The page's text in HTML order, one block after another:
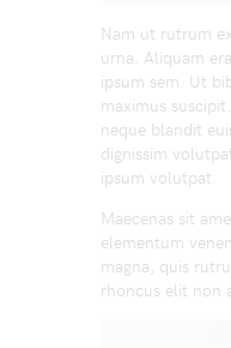
Nam ut rutrum
urna. Aliquam
ipsum sem. Ut
maximus
neque blandit
dignissim
ipsum volutpat.
Maecenas sit
elementum
magna, quis
rhoncus elit non